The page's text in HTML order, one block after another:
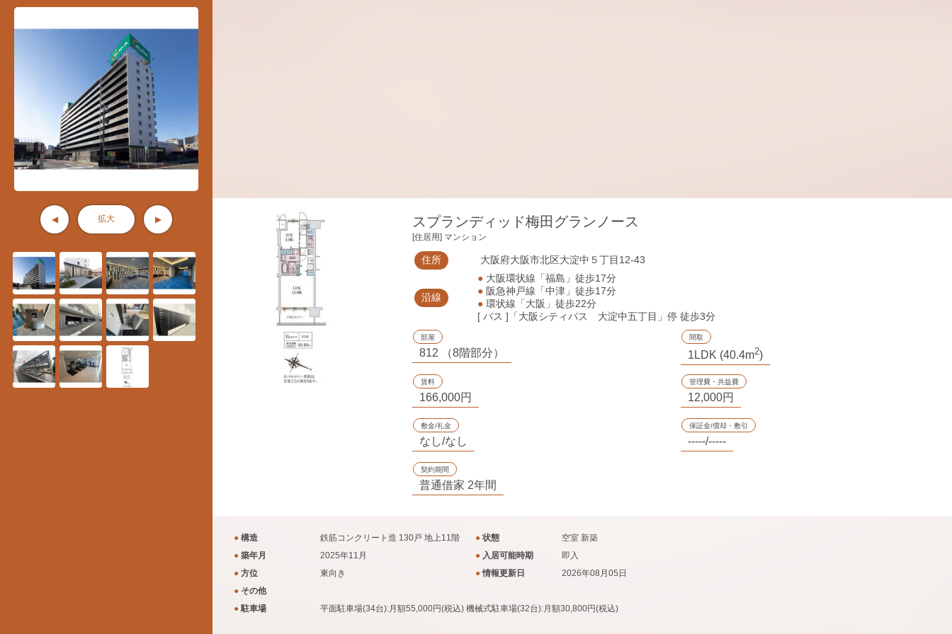
◀ 拡大 ▶ スプランディッド梅田グランノース
[住居用] マンション
住所 大阪府大阪市北区大淀中５丁目12-43
沿線
● 大阪環状線「福島」徒歩17分
● 阪急神戸線「中津」徒歩17分
● 環状線「大阪」徒歩22分
[ バス ]「大阪シティバス 大淀中五丁目」停 徒歩3分
部屋 間取
812 （8階部分） 1LDK (40.4m2)
賃料 管理費・共益費
166,000円 12,000円
敷金/礼金 保証金/償却・敷引
なし/なし -----/-----
契約期間
普通借家 2年間
● 構造 鉄筋コンクリート造 130戸 地上11階 ●状態 空室 新築
● 築年月 2025年11月 ● 入居可能時期
即入
● 方位 東向き ●情報更新日
2026年08月05日
● その他
●駐車場 平面駐車場(34台):月額55,000円(税込) 機械式駐車場(32台):月額30,800円(税込)